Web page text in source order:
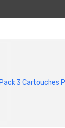
Pack 3 Cartouches